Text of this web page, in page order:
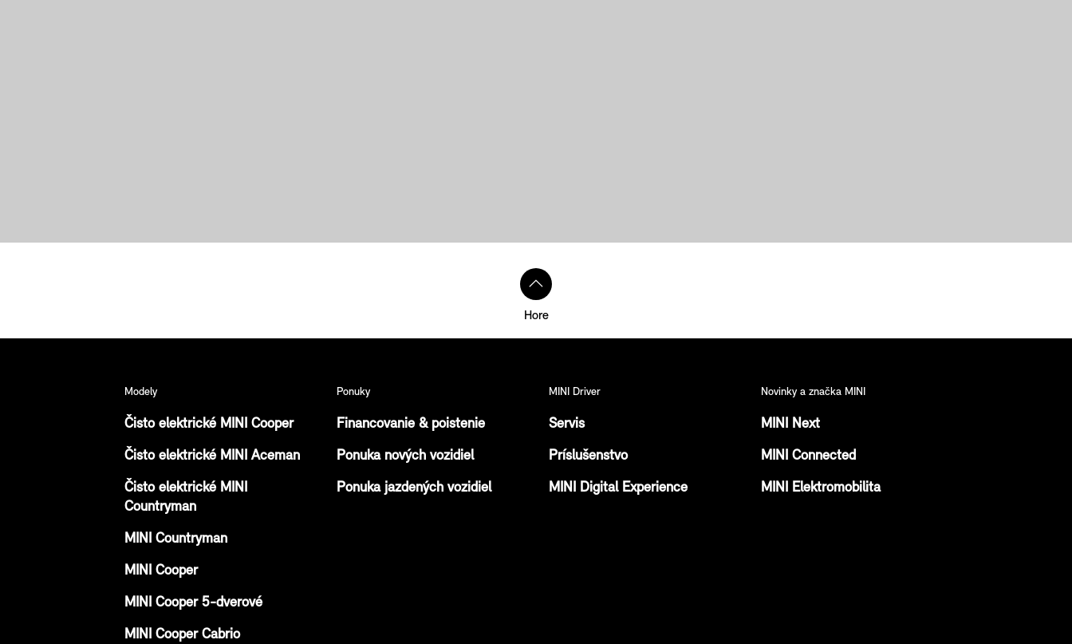
Hore
Modely
Čisto elektrické MINI Cooper
Čisto elektrické MINI Aceman
Čisto elektrické MINI
Countryman
MINI Countryman
MINI Cooper
MINI Cooper 5-dverové
MINI Cooper Cabrio
Ponuky
Financovanie & poistenie
Ponuka nových vozidiel
Ponuka jazdených vozidiel
MINI Driver
Servis
Príslušenstvo
MINI Digital Experience
Novinky a značka MINI
MINI Next
MINI Connected
MINI Elektromobilita